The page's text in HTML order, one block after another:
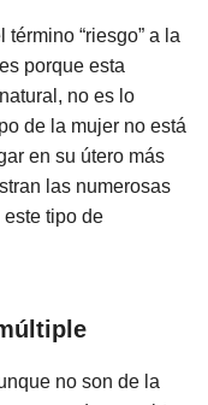
“riesgo” a la
porque esta
no es lo
de la mujer no está
en su útero más
las numerosas
tipo de
no son de la